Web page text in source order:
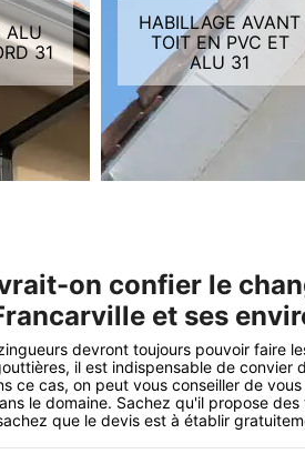
ALU
31
HABILLAGE AVANT
TOIT EN PVC ET
ALU 31
on confier le
et ses
devront toujours pouvoir faire
il est indispensable de convier
ce cas, on peut vous conseiller de
le domaine. Sachez qu'il propose
que le devis est à établir